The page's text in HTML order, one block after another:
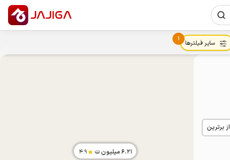
6.21میلیون ت 4.9
از برترین
1
سایر فیلترها